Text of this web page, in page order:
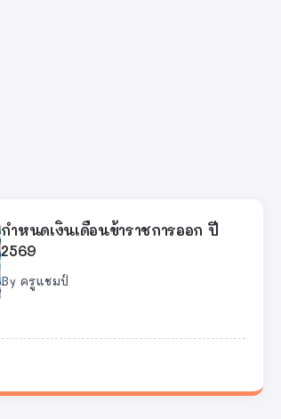
กำหนดเงินเดือนข้าราชการออก ปี
2569
By ครูแชมป์